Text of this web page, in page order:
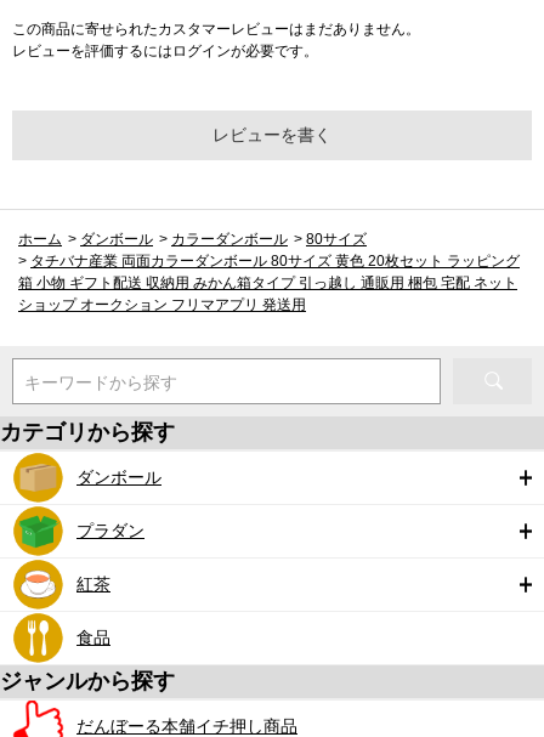
この商品に寄せられたカスタマーレビューはまだありません。
レビューを評価するには ログインが必要です。
レビューを書く
ホーム > ダンボール > カラーダンボール > 80サイズ
> タチバナ産業 両面カラーダンボール 80サイズ 黄色 20枚セット ラッピング
箱 小物 ギフト配送 収納用 みかん箱タイプ 引っ越し 通販用 梱包 宅配 ネット
ショップ オークション フリマアプリ 発送用
キーワードから探す
カテゴリから探す
ダンボール
プラダン
紅茶
食品
ジャンルから探す
だんぼーる本舗イチ押し商品